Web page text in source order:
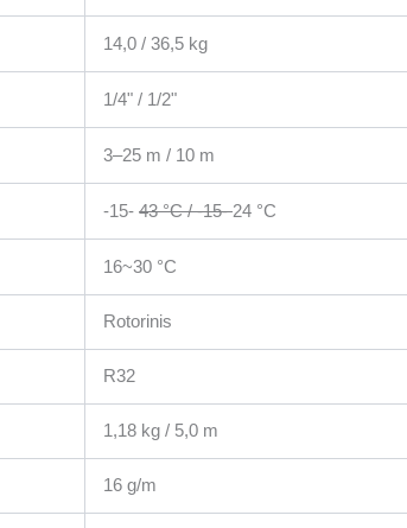
14,0 / 36,5 kg
1/4" / 1/2"
3–25 m / 10 m
-15- 43 °C / -15-24 °C
16~30 °C
Rotorinis
R32
1,18 kg / 5,0 m
16 g/m